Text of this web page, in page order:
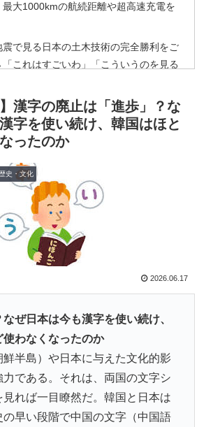
最大1000kmの航続距離や超高速充電を
で見る日本の土木技術の完全勝利をご
これはすごいわ」「こういうのを見る
ある」
んて気高いんだ！」 英高級紙も驚愕
本人の姿に世界が衝撃
「日本の名門女子校、漫画のままかよ」
今日仕事が終わったらやっとうんこが食
んなやつが実在する事実
未来は安泰だ」16歳MF三井寺眞、衝撃
英超え歴代2位の記録！3得点に絡む活躍
海外の反応】
たと自慢する甘いトマト、実はそこら
水を注入していただけなのが判明して
の国でしか愛されてないものってあ
豆」
】漢字の廃止は「進歩」？な
字を使い続け、韓国はほと
ったのか
歴史・文化
2026.06.17
ぜ日本は今も漢字を使い続け、
わなくなったのか
鮮半島）や日本に与えた文化的影
である。それは、両国の文字シ
見れば一目瞭然だ。韓国と日本は
の早い段階で中国の文字（中国語